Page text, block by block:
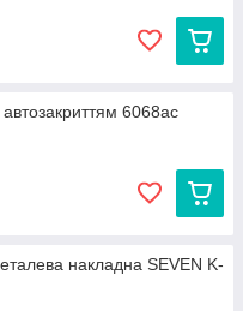
автозакриттям 6068ac
накладна SEVEN K-